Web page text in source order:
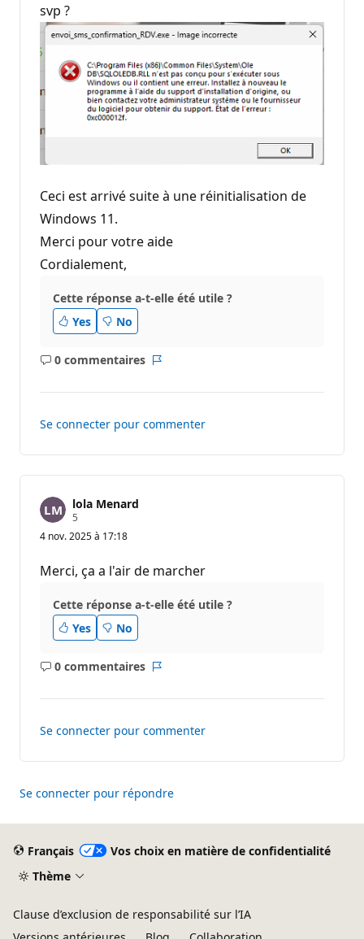
t
i
n
svp ?
Ceci est arrivé suite à une réinitialisation de
Windows 11.
Merci pour votre aide
Cordialement,
Cette réponse a-t-elle été utile ?
Yes
No
0 commentaires
Aucun
Rapport
Se connecter pour commenter
lola Menard
5
i
e
r
é
p
t
a
i
4 nov. 2025 à 17:18
Merci, ça a l'air de marcher
Cette réponse a-t-elle été utile ?
Yes
No
0 commentaires
Aucun
Rapport
Se connecter pour commenter
Se connecter pour répondre
Français
Vos choix en matière de confidentialité
Thème
Clause d’exclusion de responsabilité sur l’IA